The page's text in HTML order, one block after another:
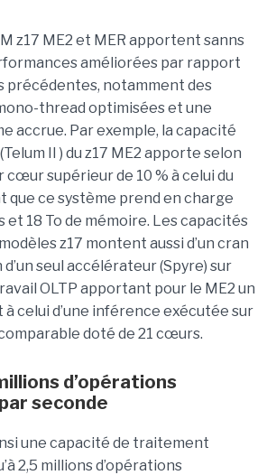
z17 ME2 et MER apportent sanns
améliorées par rapport
précédentes, notamment des
thread optimisées et une
accrue. Par exemple, la capacité
II ) du z17 ME2 apporte selon
cœur supérieur de 10 % à celui du
que ce système prend en charge
et 18 To de mémoire. Les capacités
z17 montent aussi d’un cran
seul accélérateur (Spyre) sur
OLTP apportant pour le ME2 un
celui d’une inférence exécutée sur
doté de 21 cœurs.
d’opérations
seconde
une capacité de traitement
2,5 millions d’opérations